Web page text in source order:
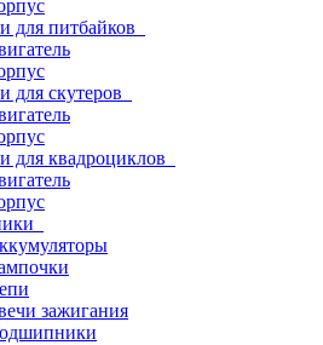
для питбайков
для скутеров
для квадроциклов
зажигания